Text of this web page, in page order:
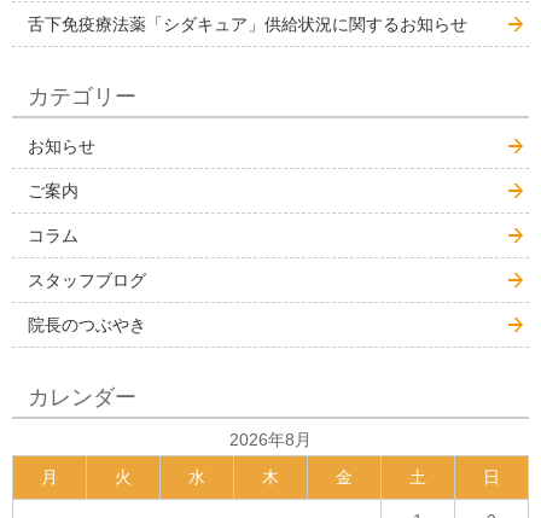
舌下免疫療法薬「シダキュア」供給状況に関するお知らせ
カテゴリー
お知らせ
ご案内
コラム
スタッフブログ
院長のつぶやき
カレンダー
2026年8月
月
火 水 木 金 土 日